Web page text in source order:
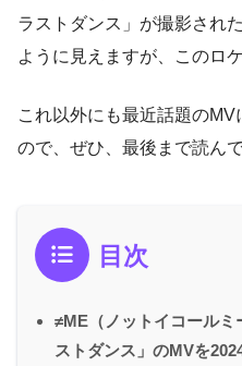
ラストダンス」が撮影され
ように見えますが、このロ
これ以外にも最近話題の
ので、ぜひ、最後まで読ん
目次
≠ME（ノットイコールミ
ストダンス」のMVを